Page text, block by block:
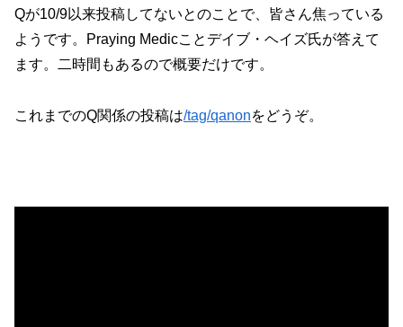
Qが10/9以来投稿してないとのことで、皆さん焦っている
ようです。Praying Medicことデイブ・ヘイズ氏が答えて
ます。二時間もあるので概要だけです。
これまでのQ関係の投稿は/tag/qanonをどうぞ。